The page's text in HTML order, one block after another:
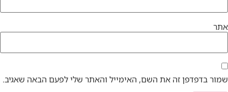
אתר
שמור בדפדפן זה את השם, האימייל והאתר שלי לפעם הבאה שאגיב.